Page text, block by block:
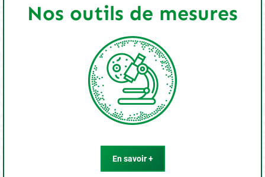
Nos outils de mesures
En savoir +